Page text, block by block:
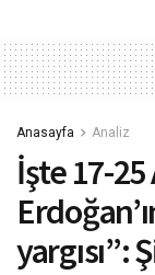
Anasayfa Analiz
İşte 17-25
yargısı”: